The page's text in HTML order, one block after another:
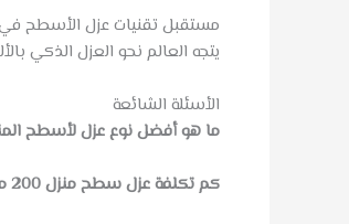
مستقبل تقنيات عزل الأسطح
يتجه العالم نحو العزل الذكي
الأسئلة الشائعة
ما هو أفضل نوع عزل لأسطح
كم تكلفة عزل سطح منزل 200 متر في الرياض؟